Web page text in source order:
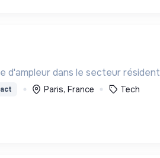
dans le secteur
Paris, France Tech